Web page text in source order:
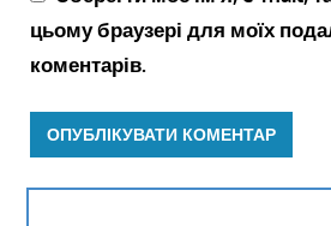
цьому браузері для моїх
коментарів.